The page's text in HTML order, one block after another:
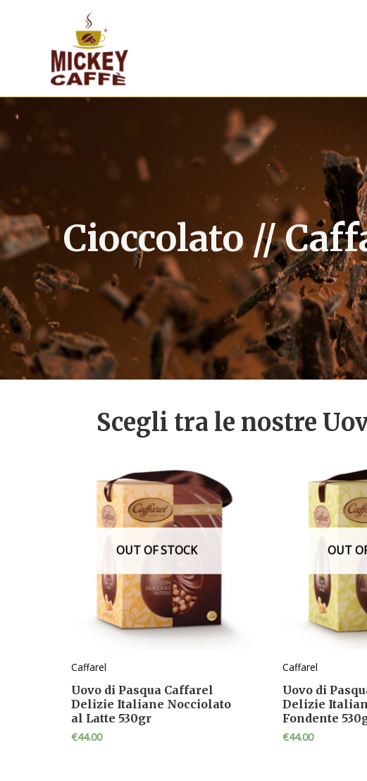
Cioccolato //
Scegli tra le nostre
OUT OF STOCK
Caffarel
Uovo di Pasqua Caffarel
Delizie Italiane Nocciolato
al Latte 530gr
€44.00
OUT
Caffarel
Uovo di
Delizie
Fondente
€44.00